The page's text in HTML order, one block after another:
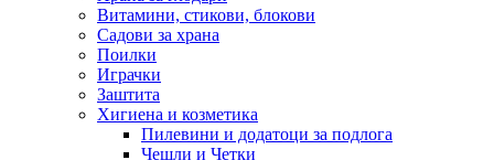
Витамини, стикови, блокови
Садови за храна
Поилки
Играчки
Заштита
Хигиена и козметика
Пилевини и додатоци за подлога
Чешли и Четки